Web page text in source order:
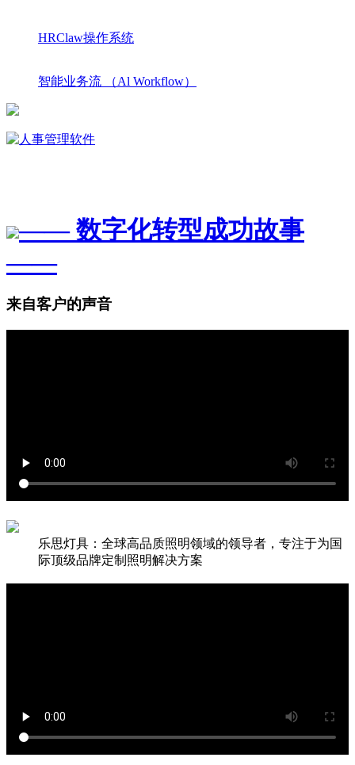
HRClaw操作系统
智能业务流 （Al Workflow）
—— 数字化转型成功故事
——
来自客户的声音
乐思灯具：全球高品质照明领域的领导者，专注于为国
际顶级品牌定制照明解决方案